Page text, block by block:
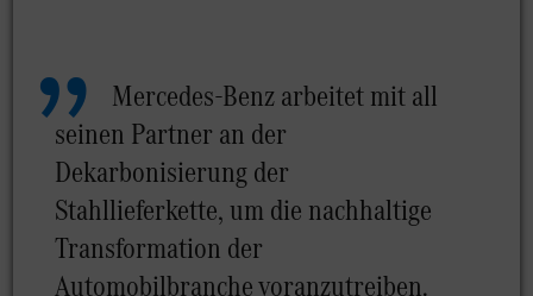
Mercedes-Benz arbeitet mit all
seinen Partner an der
Dekarbonisierung der
Stahllieferkette, um die nachhaltige
Transformation der
Automobilbranche voranzutreiben.